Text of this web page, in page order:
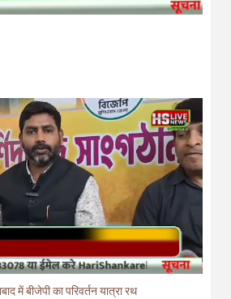
में बीजेपी का परिवर्तन यात्रा रथ